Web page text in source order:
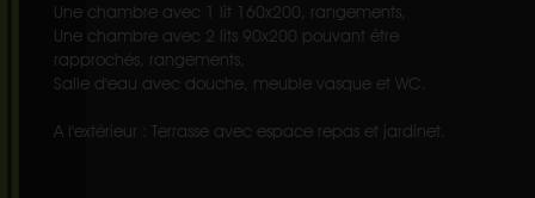
Une chambre avec 1 lit 160x200, rangements,
Une chambre avec 2 lits 90x200 pouvant être
rapprochés, rangements,
Salle d'eau avec douche, meuble vasque et WC.
A l'extérieur : Terrasse avec espace repas et jardinet.